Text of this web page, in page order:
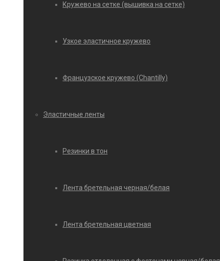
Кружево на сетке (вышивка на сетке)
Узкое эластичное кружево
Французское кружево (Chantilly)
Эластичные ленты
Резинки в тон
Лента бретельная черная/белая
Лента бретельная цветная